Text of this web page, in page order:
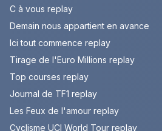
C à vous replay
Demain nous appartient en avance
Ici tout commence replay
Tirage de l'Euro Millions replay
Top courses replay
Journal de TF1 replay
Les Feux de l'amour replay
Cyclisme UCI World Tour replay